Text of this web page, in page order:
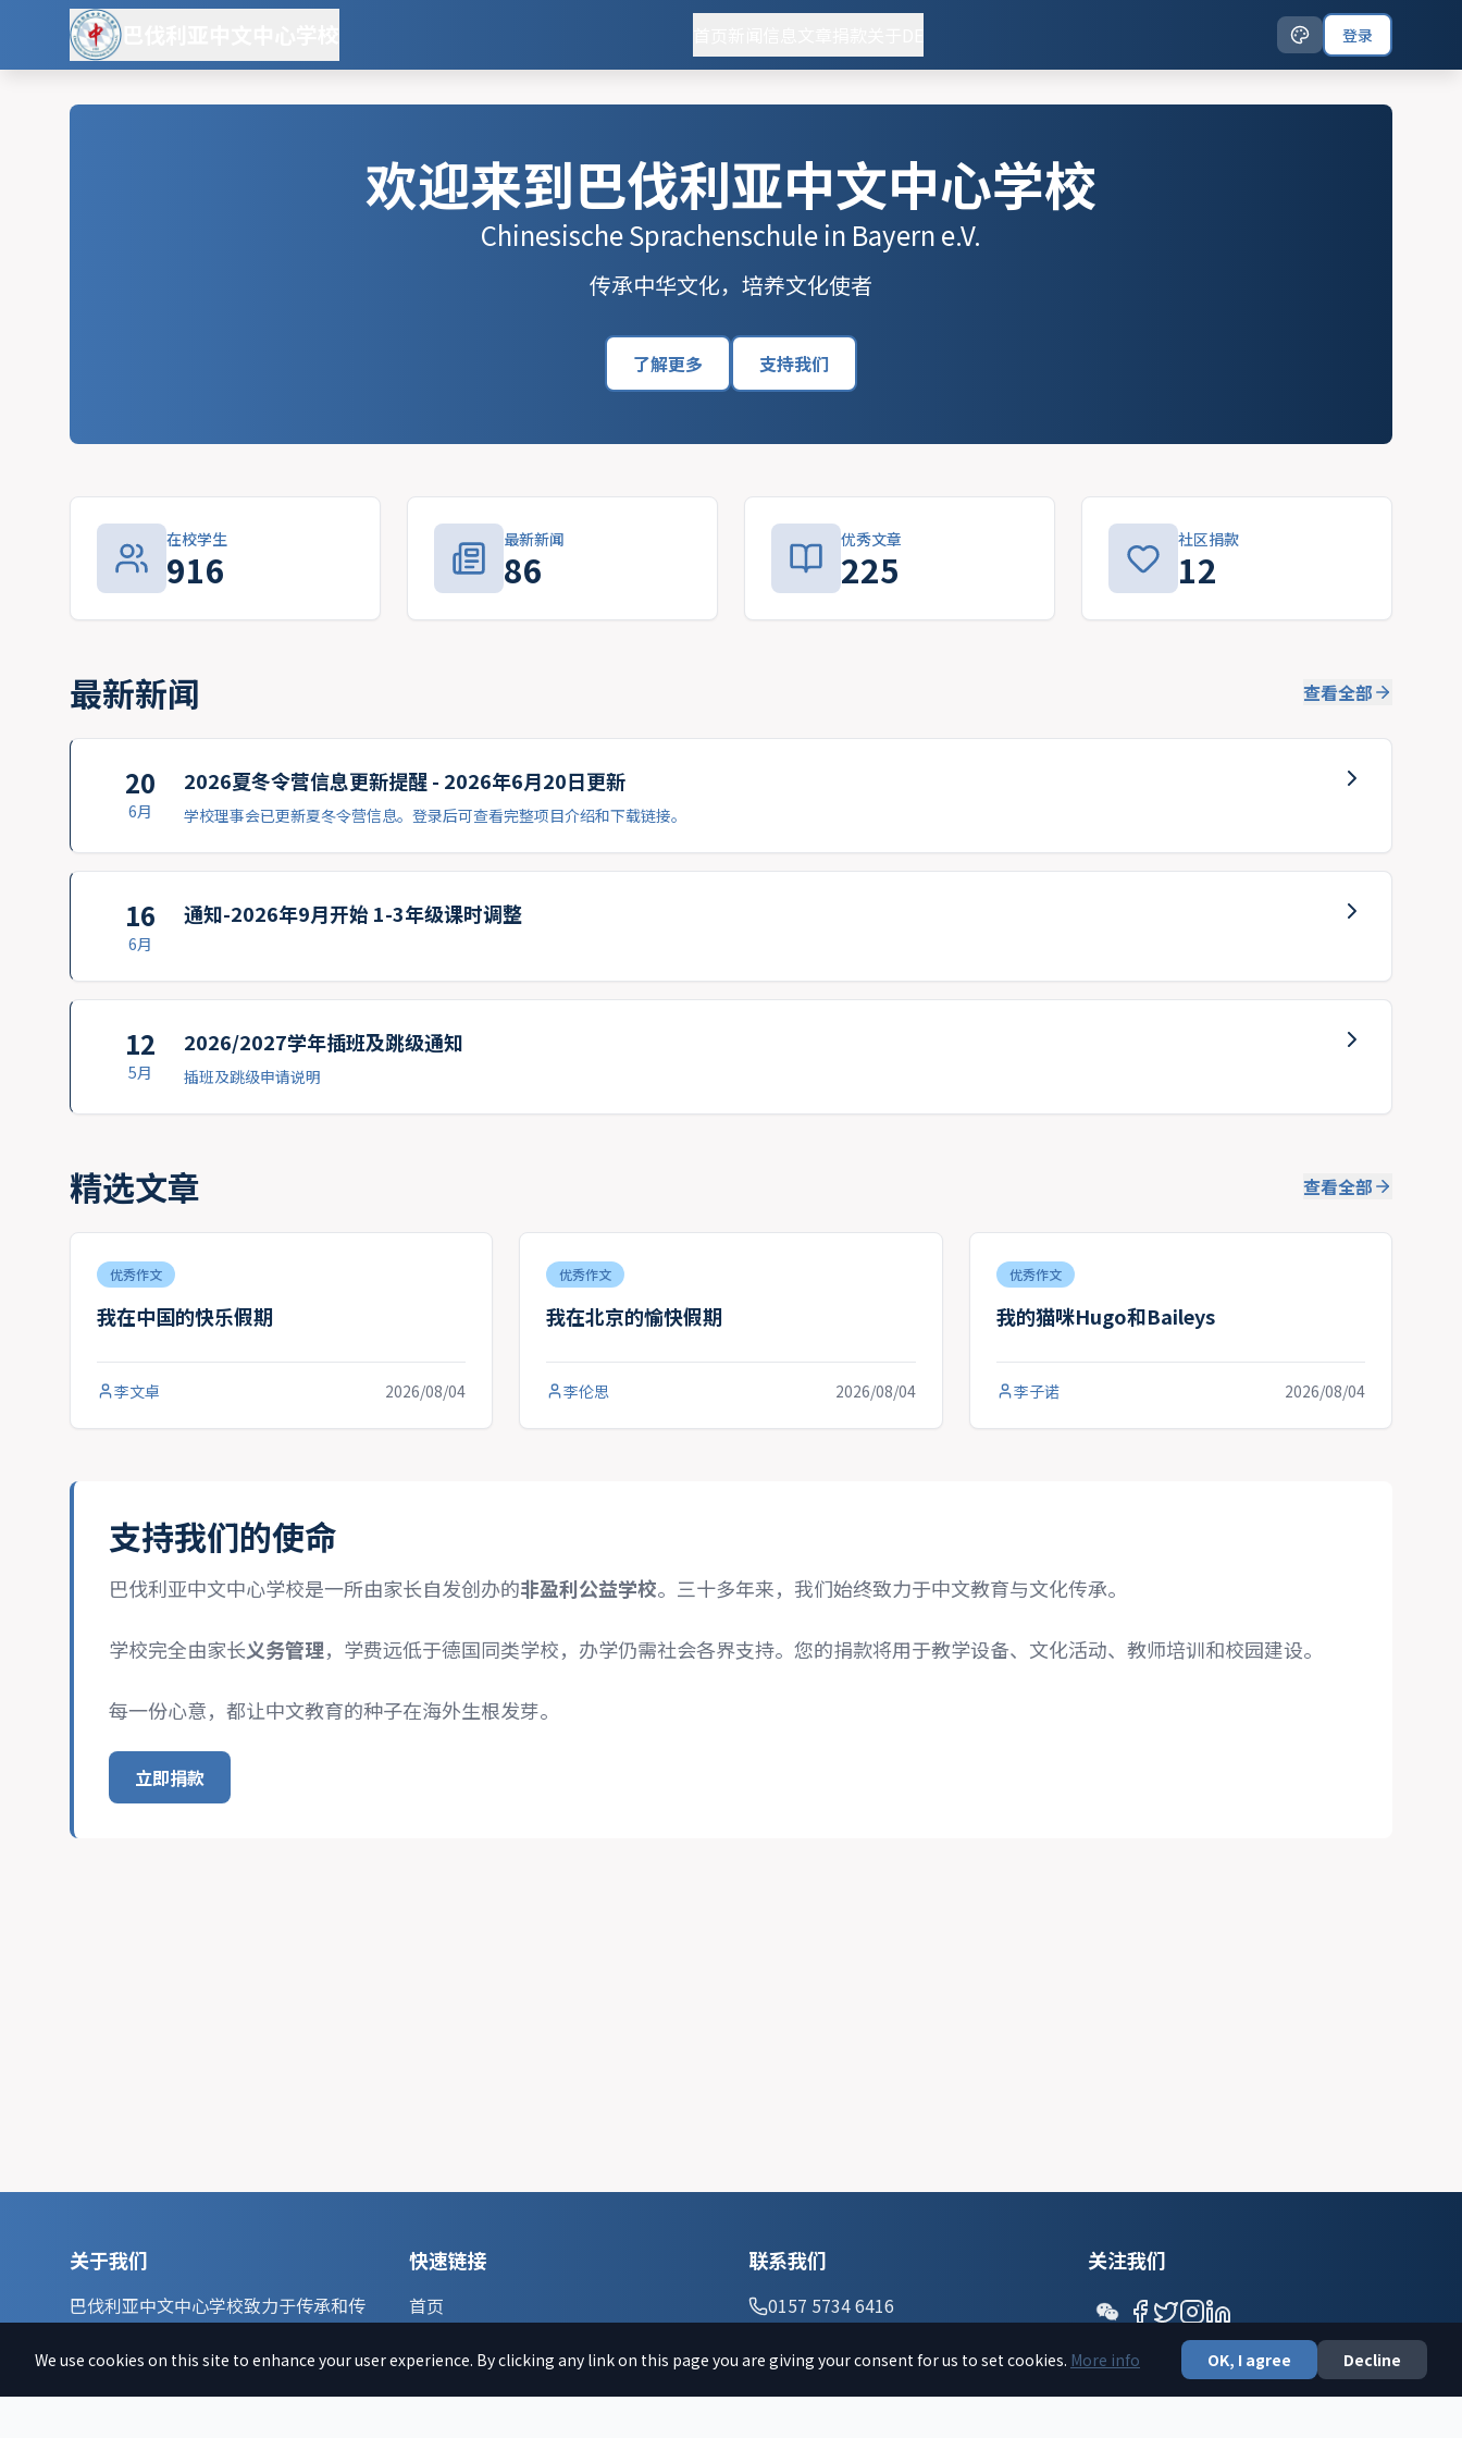
登录
欢迎来到巴伐利亚中文中心学校
Chinesische Sprachenschule in Bayern e.V.
传承中华文化，培养文化使者
了解更多 支持我们
在校学生
916
最新新闻
86
优秀文章
225
社区捐款
12
最新新闻 查看全部
20
6月
2026夏冬令营信息更新提醒 - 2026年6月20日更新
学校理事会已更新夏冬令营信息。登录后可查看完整项目介绍和下载链接。
16
6月
通知-2026年9月开始 1-3年级课时调整
12
5月
2026/2027学年插班及跳级通知
插班及跳级申请说明
精选文章 查看全部
优秀作文
我在中国的快乐假期
李文卓 2026/08/04
优秀作文
我在北京的愉快假期
李伦思 2026/08/04
优秀作文
我的猫咪Hugo和Baileys
李子诺 2026/08/04
支持我们的使命
巴伐利亚中文中心学校是一所由家长自发创办的非盈利公益学校。三十多年来，我们始终致力于中文教育与文化传承。
学校完全由家长义务管理，学费远低于德国同类学校，办学仍需社会各界支持。您的捐款将用于教学设备、文化活动、教师培训和校园建设。
每一份心意，都让中文教育的种子在海外生根发芽。
立即捐款
We use cookies on this site to enhance your user experience. By clicking any link on this page you are giving your consent for us to set cookies. More info OK, I agree Decline
关于我们
巴伐利亚中文中心学校致力于传承和传
播中华文化，培养新一代的文化传承
人。
了解更多 →
快速链接
首页
新闻
联系我们
0157 5734 6416
info@csb-muenchen.de
Lindwurmstr. 90
关注我们